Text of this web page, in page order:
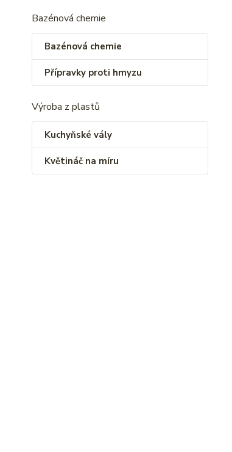
Bazénová chemie
Bazénová chemie
Přípravky proti hmyzu
Výroba z plastů
Kuchyňské vály
Květináč na míru